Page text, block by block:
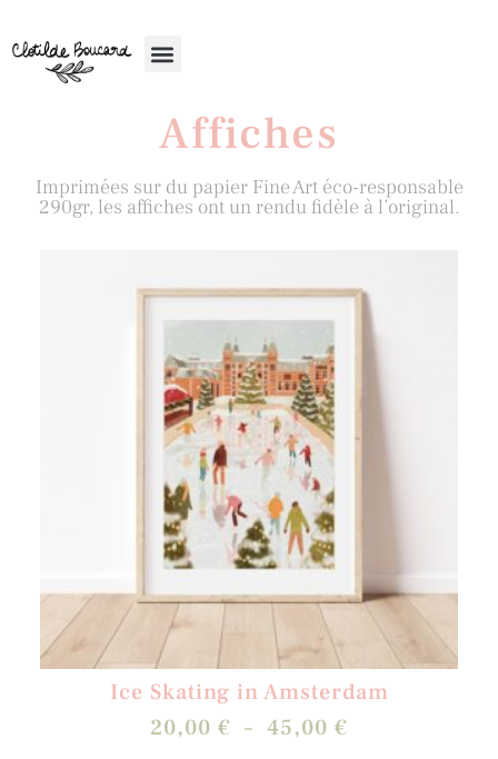
Affiches
Imprimées sur du papier Fine Art éco-responsable
290gr, les affiches ont un rendu fidèle à l’original.
Ice Skating in Amsterdam
20,00 € – 45,00 €